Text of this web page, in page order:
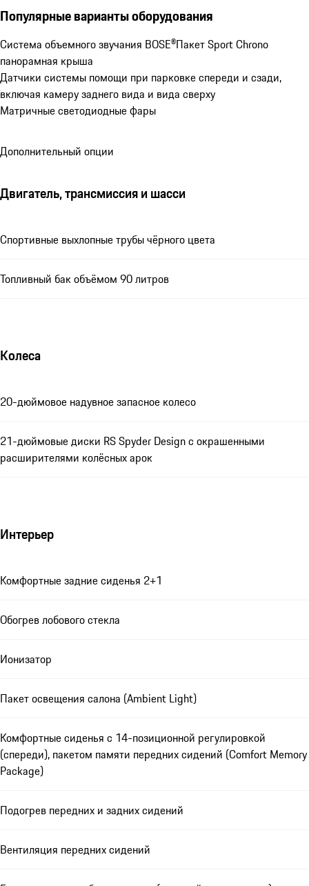
Популярные варианты оборудования
Система объемного звучания BOSE®Пакет Sport Chrono
панорамная крыша
Датчики системы помощи при парковке спереди и сзади,
включая камеру заднего вида и вида сверху
Матричные светодиодные фары
Дополнительный опции
Двигатель, трансмиссия и шасси
Спортивные выхлопные трубы чёрного цвета
Топливный бак объёмом 90 литров
Колеса
20-дюймовое надувное запасное колесо
21-дюймовые диски RS Spyder Design с окрашенными
расширителями колёсных арок
Интерьер
Комфортные задние сиденья 2+1
Обогрев лобового стекла
Ионизатор
Пакет освещения салона (Ambient Light)
Комфортные сиденья с 14-позиционной регулировкой
(спереди), пакетом памяти передних сидений (Comfort Memory
Package)
Подогрев передних и задних сидений
Вентиляция передних сидений